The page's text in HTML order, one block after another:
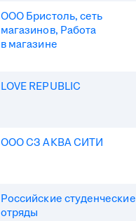
ООО Бристоль, сеть
магазинов, Работа
в магазине
LOVE REPUBLIC
ООО СЗ АКВА СИТИ
Российские студенческие
отряды